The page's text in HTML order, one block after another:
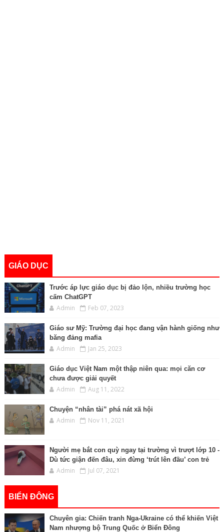
GIÁO DỤC
Trước áp lực giáo dục bị đảo lộn, nhiều trường học
cấm ChatGPT
Admin Feb 07, 2023
Giáo sư Mỹ: Trường đại học đang vận hành giống như
băng đảng mafia
Admin Jan 25, 2023
Giáo dục Việt Nam một thập niên qua: mọi căn cơ
chưa được giải quyết
Admin Aug 11, 2022
Chuyện “nhân tài” phá nát xã hội
Admin Nov 11, 2021
Người mẹ bắt con quỳ ngay tại trường vì trượt lớp 10 -
Dù tức giận đến đâu, xin đừng ‘trút lên đầu’ con trẻ
Admin Jul 07, 2021
BIỂN ĐÔNG
Chuyên gia: Chiến tranh Nga-Ukraine có thể khiến Việt
Nam nhượng bộ Trung Quốc ở Biển Đông